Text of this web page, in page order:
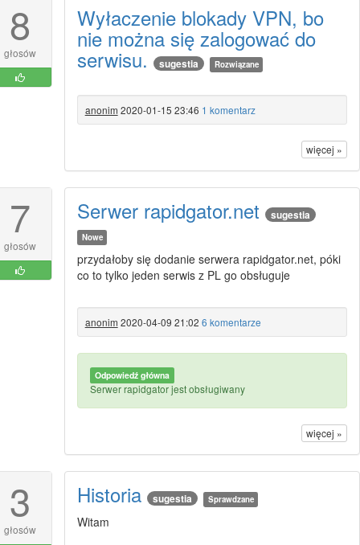
8
głosów
Wyłaczenie blokady VPN, bo
nie można się zalogować do
serwisu. sugestia Rozwiązane
anonim 2020-01-15 23:46 1 komentarz
więcej »
7
głosów
Serwer rapidgator.net sugestia
Nowe
przydałoby się dodanie serwera rapidgator.net, póki
co to tylko jeden serwis z PL go obsługuje
anonim 2020-04-09 21:02 6 komentarze
Odpowiedź główna
Serwer rapidgator jest obsługiwany
więcej »
3
głosów
Historia sugestia Sprawdzane
Witam